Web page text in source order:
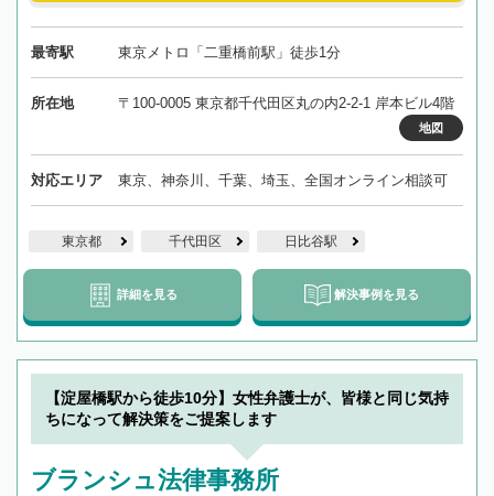
最寄駅 東京メトロ「二重橋前駅」徒歩1分
所在地 〒100-0005 東京都千代田区丸の内2-2-1 岸本ビル4階
地図
対応エリア 東京、神奈川、千葉、埼玉、全国オンライン相談可
東京都 千代田区 日比谷駅
詳細を見る 解決事例を見る
【淀屋橋駅から徒歩10分】女性弁護士が、皆様と同じ気持
ちになって解決策をご提案します
ブランシュ法律事務所